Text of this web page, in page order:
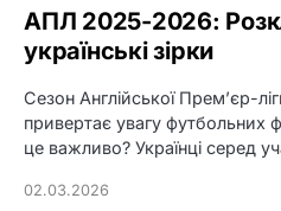
АПЛ 2025-2026:
українські зірки
Сезон Англійської Прем’єр-
привертає увагу футбольних
це важливо? Українці серед
02.03.2026